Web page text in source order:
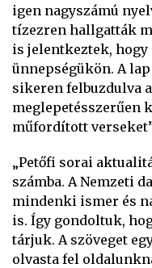
igen nagyszámú
tízezren hallgatták
is jelentkeztek,
ünnepségükön. A
sikeren felbuzdulva
meglepetésszerűen
műfordított
„Petőfi sorai
számba. A Nemzeti
mindenki ismer és
is. Így gondoltuk,
tárjuk. A szöveget
olvasta fel